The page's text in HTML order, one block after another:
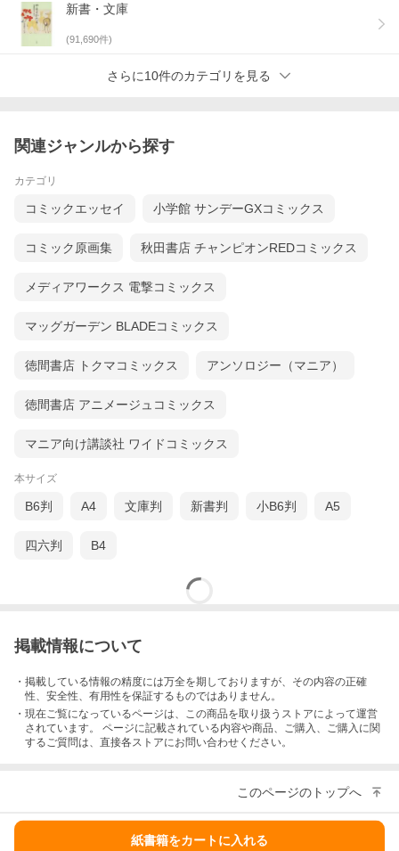
新書・文庫
(91,690件)
さらに10件のカテゴリを見る
関連ジャンルから探す
カテゴリ
コミックエッセイ 小学館 サンデーGXコミックス
コミック原画集 秋田書店 チャンピオンREDコミックス
メディアワークス 電撃コミックス
マッグガーデン BLADEコミックス
徳間書店 トクマコミックス アンソロジー（マニア）
徳間書店 アニメージュコミックス
マニア向け講談社 ワイドコミックス
本サイズ
B6判 A4 文庫判 新書判 小B6判 A5
四六判 B4
掲載情報について
・掲載している情報の精度には万全を期しておりますが、その内容の正確
性、安全性、有用性を保証するものではありません。
・現在ご覧になっているページは、この商品を取り扱うストアによって運営
されています。 ページに記載されている内容や商品、ご購入 、ご購入に関
するご質問は、直接各ストアにお問い合わせください。
このページのトップへ
紙書籍をカートに入れる